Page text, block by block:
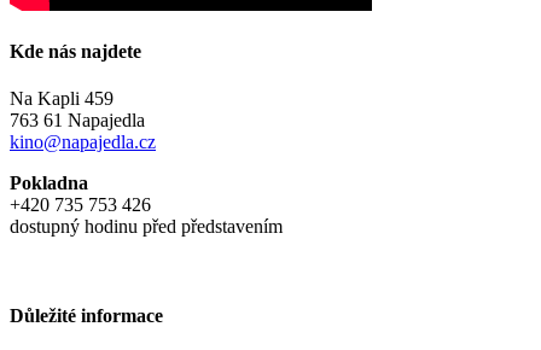
Kde nás najdete
Na Kapli 459
763 61 Napajedla
kino@napajedla.cz
Pokladna
+420 735 753 426
dostupný hodinu před představením
Důležité informace